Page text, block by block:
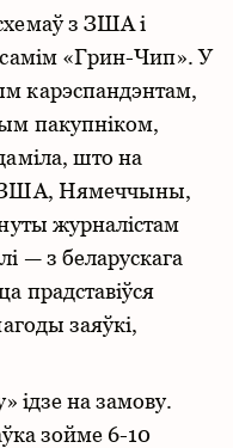
з ЗША і
«Грин-Чип». У
карэспандэнтам,
пакупніком,
што на
ЗША, Нямеччыны,
журналістам
— з беларускага
прадставіўся
заяўкі,
ідзе на замову.
зойме 6-10